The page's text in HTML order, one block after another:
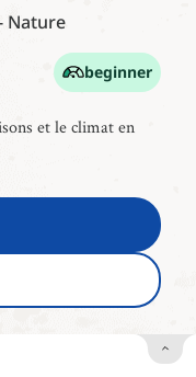
Nature
beginner
et le climat en